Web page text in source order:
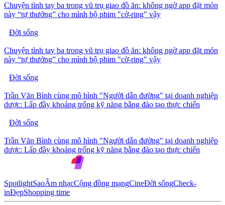
Chuyện tình tay ba trong vũ trụ giao đồ ăn: không ngờ app đặt món
này “tự thưởng” cho mình bộ phim "cờ-ring" vậy
Đời sống
Chuyện tình tay ba trong vũ trụ giao đồ ăn: không ngờ app đặt món
này “tự thưởng” cho mình bộ phim "cờ-ring" vậy
Đời sống
Trần Văn Bình cùng mô hình "Người dẫn đường" tại doanh nghiệp
dược: Lấp đầy khoảng trống kỹ năng bằng đào tạo thực chiến
Đời sống
Trần Văn Bình cùng mô hình "Người dẫn đường" tại doanh nghiệp
dược: Lấp đầy khoảng trống kỹ năng bằng đào tạo thực chiến
SpotlightSaoÂm nhạcCộng đồng mạngCineĐời sốngCheck-
inĐẹpShopping time